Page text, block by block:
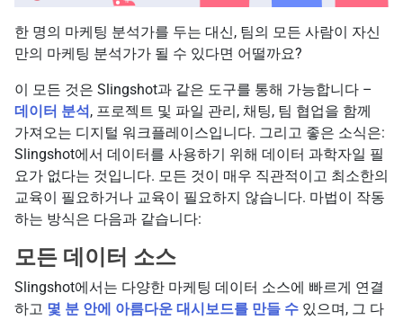
한 명의 마케팅 분석가를 두는 대신, 팀의 모든 사람이 자신
만의 마케팅 분석가가 될 수 있다면 어떨까요?
이 모든 것은 Slingshot과 같은 도구를 통해 가능합니다 –
데이터 분석 , 프로젝트 및 파일 관리, 채팅, 팀 협업을 함께
가져오는 디지털 워크플레이스입니다. 그리고 좋은 소식은:
Slingshot에서 데이터를 사용하기 위해 데이터 과학자일 필
요가 없다는 것입니다. 모든 것이 매우 직관적이고 최소한의
교육이 필요하거나 교육이 필요하지 않습니다. 마법이 작동
하는 방식은 다음과 같습니다:
모든 데이터 소스
Slingshot에서는 다양한 마케팅 데이터 소스에 빠르게 연결
하고 몇 분 안에 아름다운 대시보드를 만들 수 있으며, 그 다